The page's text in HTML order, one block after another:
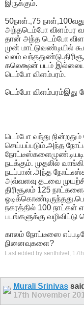
இருக்கும்.
50நாள்.,75
அந்தடெம்போ விளம்பர
தான் அந்த டெம்போ
முன் மாட்டுவண்டியில்
வலம்
கலெக்ஷன் படம்
டெம்போ விளம்பரம்.
டெம்போ விளம்பரம்இது
டெம்போ வந்து
செய்யப்படும்.அந்த
நடக்கும். முதலில்
நடப்பான்.அந்த
அவ்வளவு தடவை
திரிசூலம் 125
நகரத்தில் 100
படங்களுக்கு
காலம் நோட்டீஸை
நினைவுகளை?
Last edited by senthilvel;
Murali Srinivas
17th November